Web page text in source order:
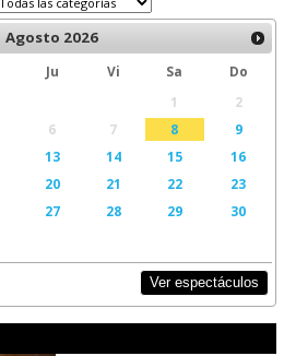
Agosto 2026
Ju Vi Sa
Do
1
2
6 7 8
9
13 14 15
16
20 21 22
23
27 28 29
30
Ver espectáculos